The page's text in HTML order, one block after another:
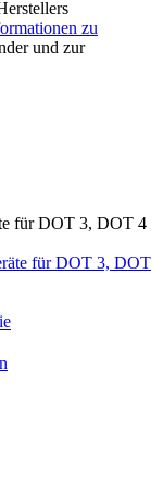
zu
und zur
für DOT 3, DOT 4
für DOT 3, DOT